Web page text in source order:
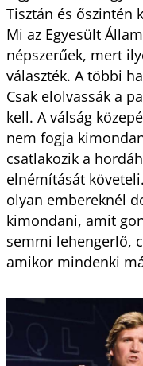
Tisztán és őszintén
Mi az Egyesült
népszerűek, mert
választék. A többi
Csak elolvassák a
kell. A válság
nem fogja
csatlakozik a
elnémítását
olyan embereknél
kimondani, amit
semmi lehengerlő,
amikor mindenki